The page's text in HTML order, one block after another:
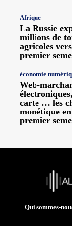
Afrique
La Russie
millions de
agricoles
premier
économie
Web-
carte … les
monétique
premier
Qui sommes-